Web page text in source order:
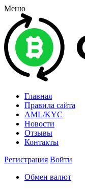
Меню
Главная
Правила сайта
AML/KYC
Новости
Отзывы
Контакты
Регистрация Войти
Обмен валют